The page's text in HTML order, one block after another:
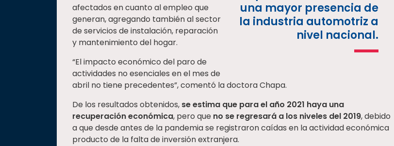
una mayor presencia de
la industria automotriz a
nivel nacional.
afectados en cuanto al empleo que
generan, agregando también al sector
de servicios de instalación, reparación
y mantenimiento del hogar.
“El impacto económico del paro de
actividades no esenciales en el mes de
abril no tiene precedentes”, comentó la doctora Chapa.
De los resultados obtenidos, se estima que para el año 2021 haya una
recuperación económica, pero que no se regresará a los niveles del 2019, debido
a que desde antes de la pandemia se registraron caídas en la actividad económica
producto de la falta de inversión extranjera.